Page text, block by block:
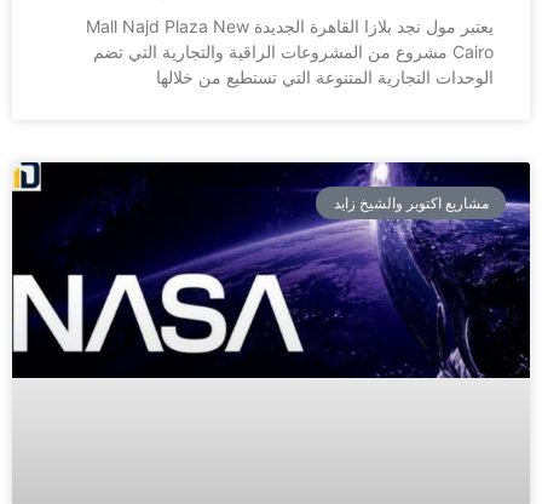
يعتبر مول نجد بلازا القاهرة الجديدة Mall Najd Plaza New
Cairo مشروع من المشروعات الراقية والتجارية التي تضم
الوحدات التجارية المتنوعة التي تستطيع من خلالها
مشاريع اكتوبر والشيخ زايد